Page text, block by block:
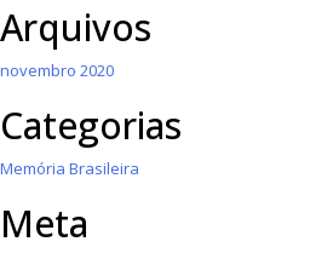
Arquivos
novembro 2020
Categorias
Memória Brasileira
Meta